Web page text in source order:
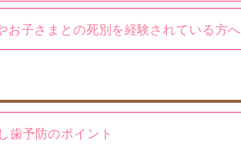
お子さまとの死別を経験されている方へ
歯予防のポイント